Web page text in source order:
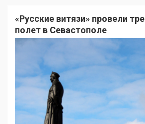
«Русские витязи» провели
полет в Севастополе